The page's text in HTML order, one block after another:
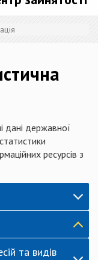
дані державної
ресурсів з
та видів